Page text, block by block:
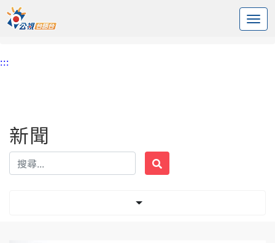
中央內容區塊
頭頁
:::
新聞